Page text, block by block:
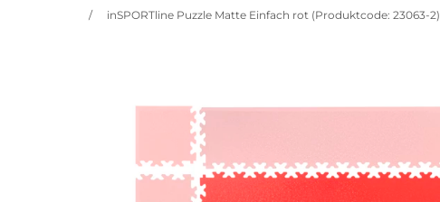
inSPORTline Puzzle Matte Einfach rot (Produktcode: 23063-2)